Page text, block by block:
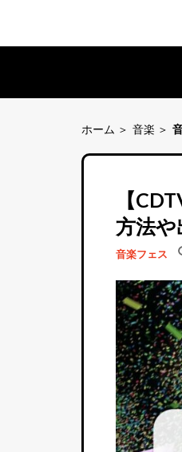
ホーム 音楽
【
方法や
音楽フェス